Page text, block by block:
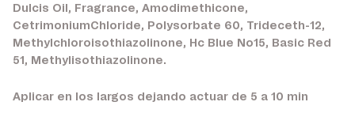
Dulcis Oil, Fragrance, Amodimethicone,
CetrimoniumChloride, Polysorbate 60, Trideceth-12,
Methylchloroisothiazolinone, Hc Blue No15, Basic Red
51, Methylisothiazolinone.
Aplicar en los largos dejando actuar de 5 a 10 min